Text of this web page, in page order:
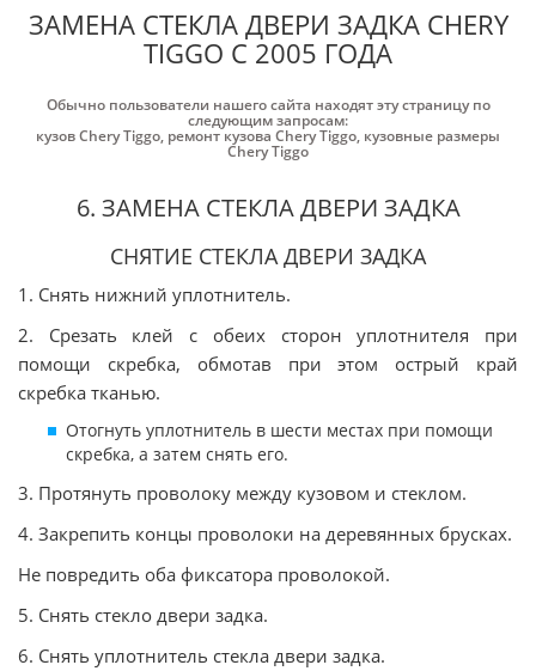
ЗАМЕНА СТЕКЛА ДВЕРИ ЗАДКА CHERY
TIGGO С 2005 ГОДА
Обычно пользователи нашего сайта находят эту страницу по
следующим запросам:
кузов Chery Tiggo, ремонт кузова Chery Tiggo, кузовные размеры
Chery Tiggo
6. ЗАМЕНА СТЕКЛА ДВЕРИ ЗАДКА
СНЯТИЕ СТЕКЛА ДВЕРИ ЗАДКА
1. Снять нижний уплотнитель.
2. Срезать клей с обеих сторон уплотнителя при
помощи скребка, обмотав при этом острый край
скребка тканью.
Отогнуть уплотнитель в шести местах при помощи
скребка, а затем снять его.
3. Протянуть проволоку между кузовом и стеклом.
4. Закрепить концы проволоки на деревянных брусках.
Не повредить оба фиксатора проволокой.
5. Снять стекло двери задка.
6. Снять уплотнитель стекла двери задка.